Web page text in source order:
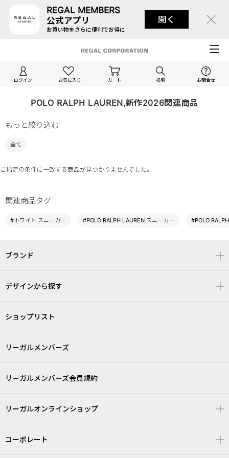
REGAL MEMBERS
公式アプリ
お買い物をさらに便利でお得に
開く
ログイン お気に入り カート 検索 お問合せ
POLO RALPH LAUREN,新作2026関連商品
もっと絞り込む
全て
ご指定の条件に一致する商品が見つかりませんでした。
関連商品タグ
#ホワイト スニーカー #POLO RALPH LAUREN スニーカー #POLO
ブランド
デザインから探す
ショップリスト
リーガルメンバーズ
リーガルメンバーズ会員規約
リーガルオンラインショップ
コーポレート